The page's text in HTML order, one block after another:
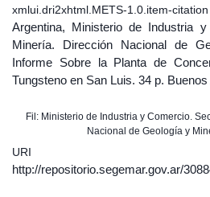
xmlui.dri2xhtml.METS-1.0.item-citation
Argentina, Ministerio de Industria
Minería. Dirección Nacional de
Informe Sobre la Planta de
Tungsteno en San Luis. 34 p. Buenos
Fil: Ministerio de Industria y Comercio.
Nacional de Geología y
URI
http://repositorio.segemar.gov.ar/